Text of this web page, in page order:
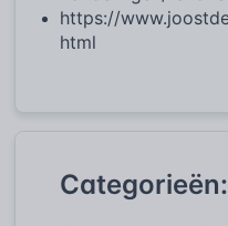
https://
html
Categorieën: